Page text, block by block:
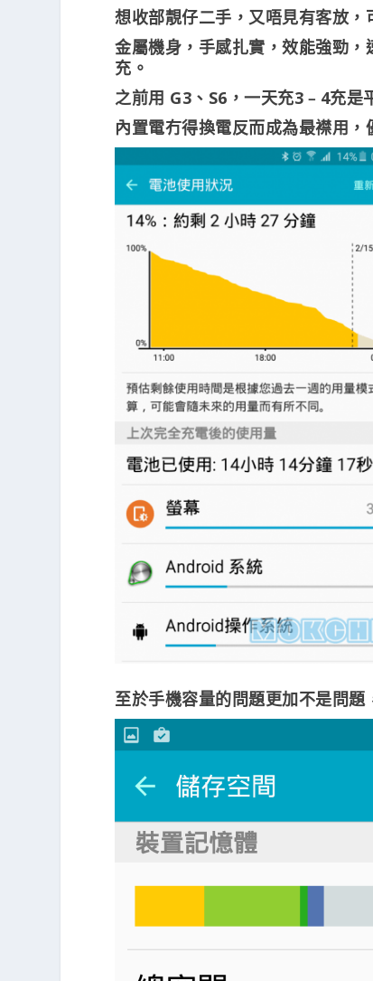
想收部靚仔二手，又唔見有客放
金屬機身，手感扎實，效能強勁
充。
之前用 G3、S6，一天充3﹣4充
內置電冇得換電反而成為最襟用，
至於手機容量的問題更加不是問題